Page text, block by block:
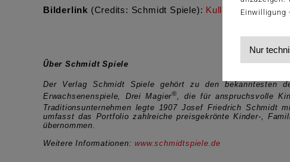
Einwilligung
Nur
Bilderlink (Credits: Schmidt Spiele): Kullerwürfel,Ich
Über Schmidt Spiele
Der Verlag Schmidt Spiele gehört zu den bekanntesten
Erwachsenenspiele, Drei Magier® , die für anspruchsvolle
Traditionsunternehmen legte 1907 Josef Friedrich Schmidt
umfasst das Portfolio zahlreiche preisgekrönte Kinder-,
übernommen.
Weitere Informationen:www.schmidtspiele.de